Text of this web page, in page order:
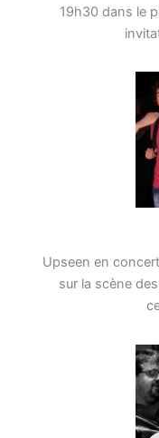
19h30 dans le
Upseen en
sur la scène